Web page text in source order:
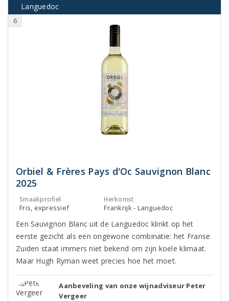
Languedoc
6
Orbiel & Frères Pays d'Oc Sauvignon Blanc
2025
Smaakprofiel
Fris, expressief
Herkomst
Frankrijk - Languedoc
Een Sauvignon Blanc uit de Languedoc klinkt op het
eerste gezicht als een ongewone combinatie: het Franse
Zuiden staat immers niet bekend om zijn koele klimaat.
Maar Hugh Ryman weet precies hoe het moet.
Aanbeveling van onze wijnadviseur Peter
Vergeer